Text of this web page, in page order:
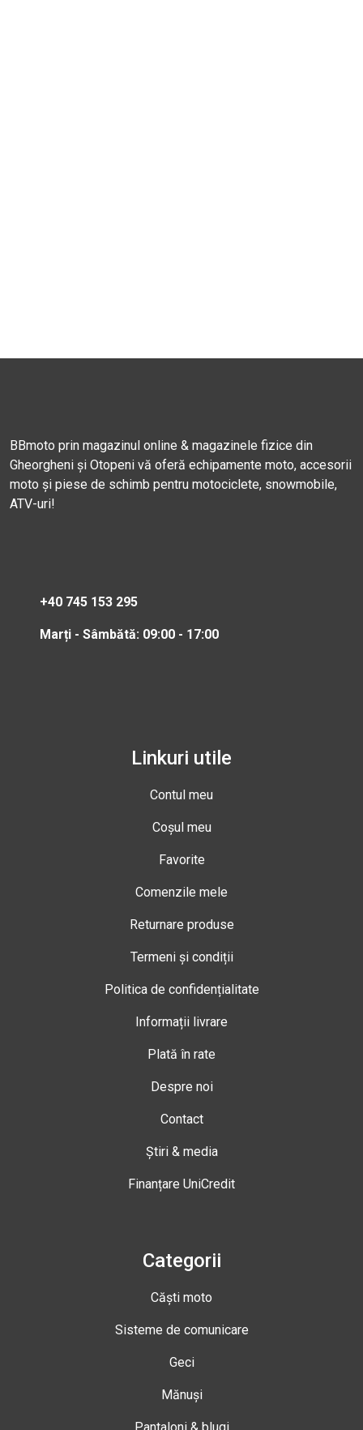
BBmoto prin magazinul online & magazinele fizice din
Gheorgheni și Otopeni vă oferă echipamente moto, accesorii
moto și piese de schimb pentru motociclete, snowmobile,
ATV-uri!
+40 745 153 295
Marți - Sâmbătă: 09:00 - 17:00
Linkuri utile
Contul meu
Coșul meu
Favorite
Comenzile mele
Returnare produse
Termeni și condiții
Politica de confidențialitate
Informații livrare
Plată în rate
Despre noi
Contact
Știri & media
Finanțare UniCredit
Categorii
Căști moto
Sisteme de comunicare
Geci
Mănuși